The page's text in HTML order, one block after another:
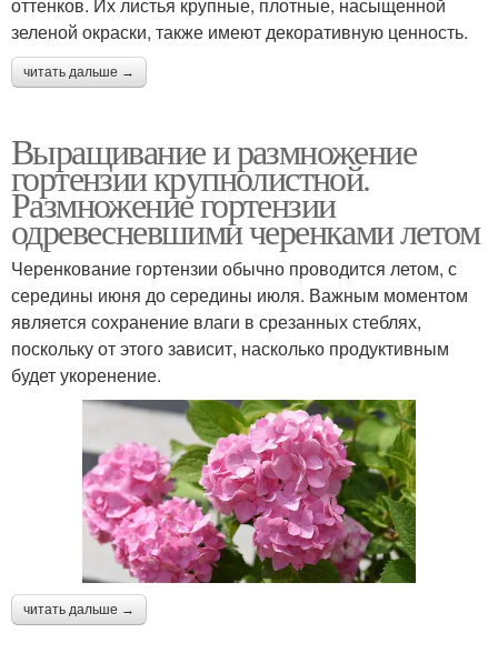
зеленой окраски, также имеют декоративную ценность.
читать дальше →
Выращивание и размножение
гортензии крупнолистной.
Размножение гортензии
одревесневшими черенками летом
Черенкование гортензии обычно проводится летом, с
середины июня до середины июля. Важным моментом
является сохранение влаги в срезанных стеблях,
поскольку от этого зависит, насколько продуктивным
будет укоренение.
читать дальше →